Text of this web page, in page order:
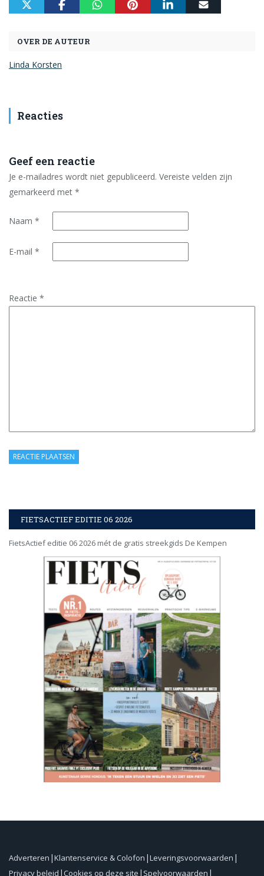
OVER DE AUTEUR
Linda Korsten
Reacties
Geef een reactie
Je e-mailadres wordt niet gepubliceerd. Vereiste velden zijn
gemarkeerd met *
Naam *
E-mail *
Reactie *
FIETSACTIEF EDITIE 06 2026
FietsActief editie 06 2026 mét de gratis streekgids De Kempen
Adverteren Klantenservice & Colofon Leveringsvoorwaarden
Privacy beleid Cookies op deze site Spelvoorwaarden